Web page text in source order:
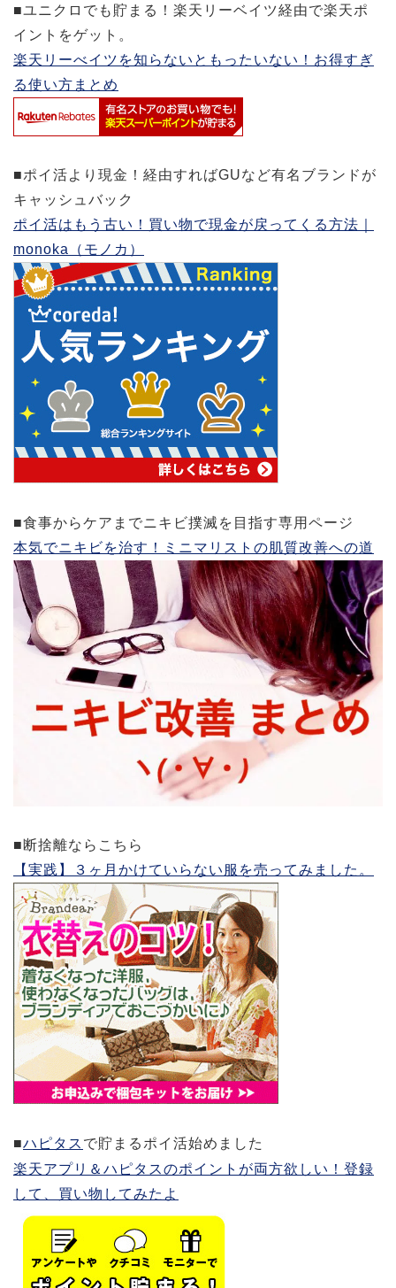
■ユニクロでも貯まる！楽天リーベイツ経由で楽天ポ
イントをゲット。
楽天リーべイツを知らないともったいない！お得すぎ
る使い方まとめ
■ポイ活より現金！経由すればGUなど有名ブランドが
キャッシュバック
ポイ活はもう古い！買い物で現金が戻ってくる方法｜
monoka（モノカ）
■食事からケアまでニキビ撲滅を目指す専用ページ
本気でニキビを治す！ミニマリストの肌質改善への道
■断捨離ならこちら
【実践】３ヶ月かけていらない服を売ってみました。
■ハピタス で貯まるポイ活始めました
楽天アプリ＆ハピタスのポイントが両方欲しい！登録
して、買い物してみたよ